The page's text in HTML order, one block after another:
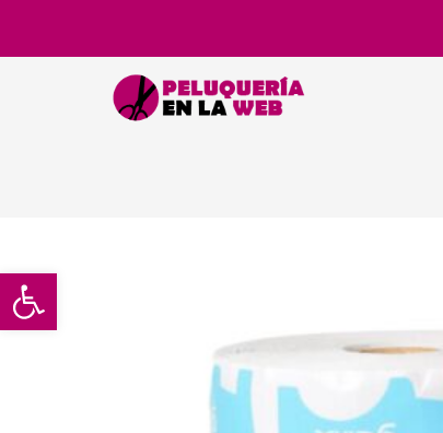
Abrir barra de herramientas